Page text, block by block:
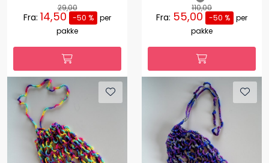
29,00
Fra: 14,50 -50 % per
pakke
110,00
Fra: 55,00 -50 % per
pakke